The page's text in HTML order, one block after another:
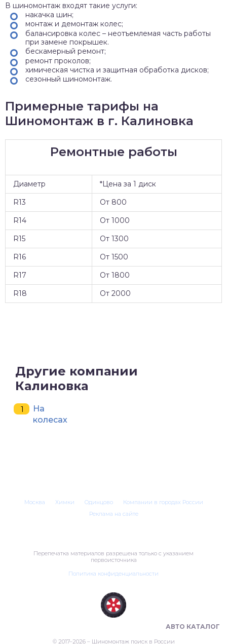
В шиномонтаж входят такие услуги:
накачка шин;
монтаж и демонтаж колес;
балансировка колес – неотъемлемая часть работы
при замене покрышек.
бескамерный ремонт;
ремонт проколов;
химическая чистка и защитная обработка дисков;
сезонный шиномонтаж.
Примерные тарифы на
Шиномонтаж в г. Калиновка
Ремонтные работы
Диаметр
*Цена за 1 диск
R13
От 800
R14
От 1000
R15
От 1300
R16
От 1500
R17
От 1800
R18
От 2000
Другие компании
Калиновка
На
колесах
АВТО КАТАЛОГ
© 2017–2026 – Шиномонтаж поиск в России
Москва Химки Одинцово
Компании в городах России
Реклама на сайте
Перепечатка материалов разрешена только с указанием
первоисточника
Политика конфиденциальности